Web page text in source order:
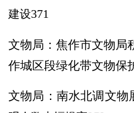
建设371
文物局：焦作市文物局
作城区段绿化带文物保
文物局：南水北调文物